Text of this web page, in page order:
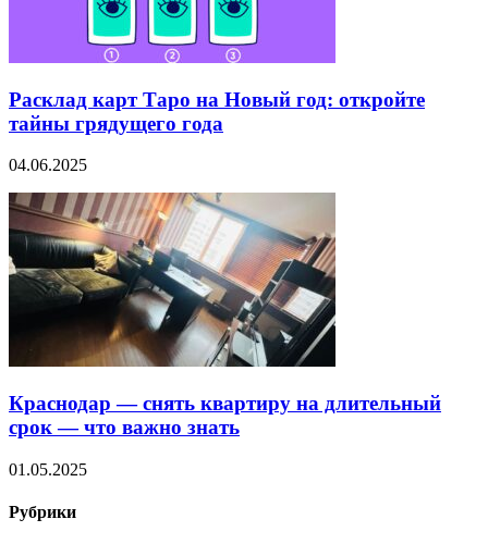
Расклад карт Таро на Новый год: откройте
тайны грядущего года
04.06.2025
Краснодар — снять квартиру на длительный
срок — что важно знать
01.05.2025
Рубрики